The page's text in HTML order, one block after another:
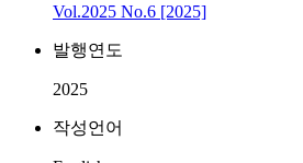
Vol.2025 No.6 [2025]
발행연도
2025
작성언어